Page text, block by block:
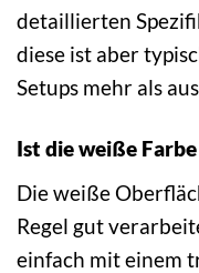
detaillierten
diese ist aber
Setups mehr als
Ist die weiße
Die weiße
Regel gut
einfach mit einem